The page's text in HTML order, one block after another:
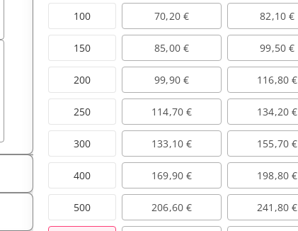
100
150
200
250
300
400
500
70,20 € 82,10 €
85,00 € 99,50 €
99,90 € 116,80 €
114,70 € 134,20 €
133,10 € 155,70 €
169,90 € 198,80 €
206,60 € 241,80 €